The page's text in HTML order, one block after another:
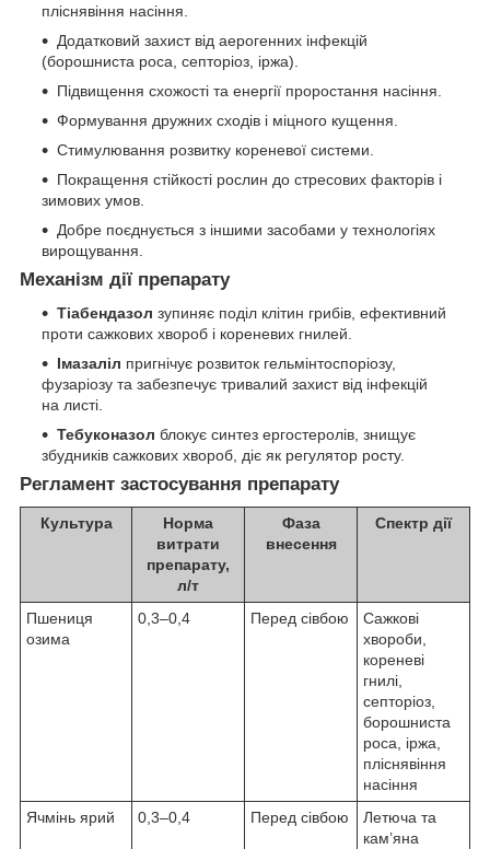
пліснявіння насіння.
Додатковий захист від аерогенних інфекцій
(борошниста роса, септоріоз, іржа).
Підвищення схожості та енергії проростання насіння.
Формування дружних сходів і міцного кущення.
Стимулювання розвитку кореневої системи.
Покращення стійкості рослин до стресових факторів і
зимових умов.
Добре поєднується з іншими засобами у технологіях
вирощування.
Механізм дії препарату
Тіабендазол зупиняє поділ клітин грибів, ефективний
проти сажкових хвороб і кореневих гнилей.
Імазаліл пригнічує розвиток гельмінтоспоріозу,
фузаріозу та забезпечує тривалий захист від інфекцій
на листі.
Тебуконазол блокує синтез ергостеролів, знищує
збудників сажкових хвороб, діє як регулятор росту.
Регламент застосування препарату
Культура
Норма
витрати
препарату,
л/т
Фаза
внесення
Спектр дії
Пшениця
озима
0,3–0,4 Перед сівбою
Сажкові
хвороби,
кореневі
гнилі,
септоріоз,
борошниста
роса, іржа,
пліснявіння
насіння
Ячмінь ярий
0,3–0,4 Перед сівбою
Летюча та
кам’яна